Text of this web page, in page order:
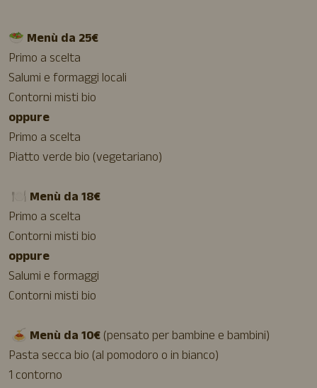
🥗 Menù da 25€
Primo a scelta
Salumi e formaggi locali
Contorni misti bio
oppure
Primo a scelta
Piatto verde bio (vegetariano)
🍽️ Menù da 18€
Primo a scelta
Contorni misti bio
oppure
Salumi e formaggi
Contorni misti bio
🍝 Menù da 10€(pensato per bambine e bambini)
Pasta secca bio (al pomodoro o in bianco)
1 contorno